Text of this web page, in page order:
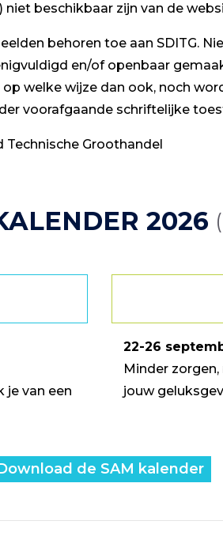
beschikbaar zijn van de
behoren toe aan SDITG.
en/of openbaar
welke wijze dan ook, noch
voorafgaande schriftelijke
Groothandel
2026
je van een
22-26
Minder
jouw
de SAM kalender